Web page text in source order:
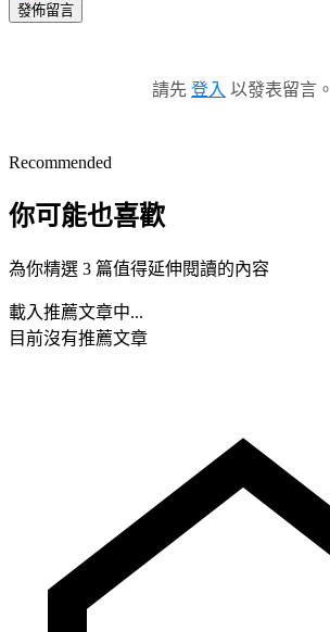
發佈留言
請先 登入 以發表留言。
Recommended
你可能也喜歡
為你精選 3 篇值得延伸閱讀的內容
載入推薦文章中...
目前沒有推薦文章